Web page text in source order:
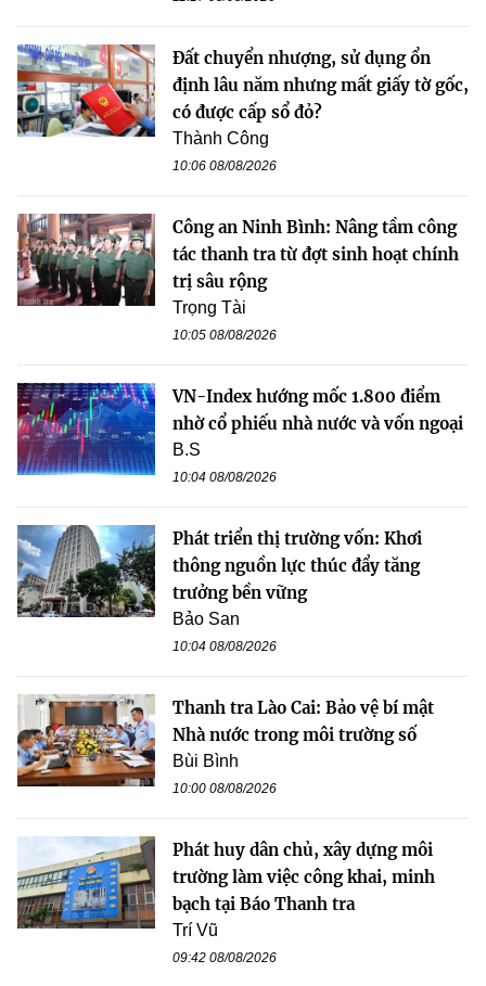
Đất chuyển nhượng, sử dụng ổn
định lâu năm nhưng mất giấy tờ gốc,
có được cấp sổ đỏ?
Thành Công
10:06 08/08/2026
Công an Ninh Bình: Nâng tầm công
tác thanh tra từ đợt sinh hoạt chính
trị sâu rộng
Trọng Tài
10:05 08/08/2026
VN-Index hướng mốc 1.800 điểm
nhờ cổ phiếu nhà nước và vốn ngoại
B.S
10:04 08/08/2026
Phát triển thị trường vốn: Khơi
thông nguồn lực thúc đẩy tăng
trưởng bền vững
Bảo San
10:04 08/08/2026
Thanh tra Lào Cai: Bảo vệ bí mật
Nhà nước trong môi trường số
Bùi Bình
10:00 08/08/2026
Phát huy dân chủ, xây dựng môi
trường làm việc công khai, minh
bạch tại Báo Thanh tra
Trí Vũ
09:42 08/08/2026